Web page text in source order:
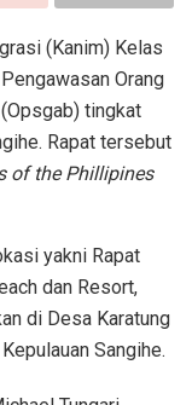
(Kanim) Kelas
Orang
tingkat
Rapat tersebut
of the Phillipines
yakni Rapat
dan Resort,
di Desa Karatung
Sangihe.